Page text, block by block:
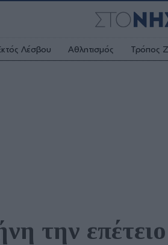
Λέσβου Αθλητισμός Τρόπος
την